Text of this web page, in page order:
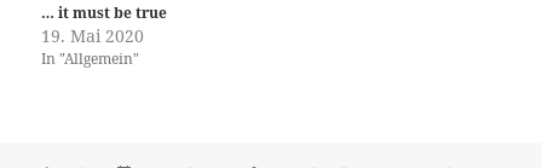
… it must be true
19. Mai 2020
In "Allgemein"